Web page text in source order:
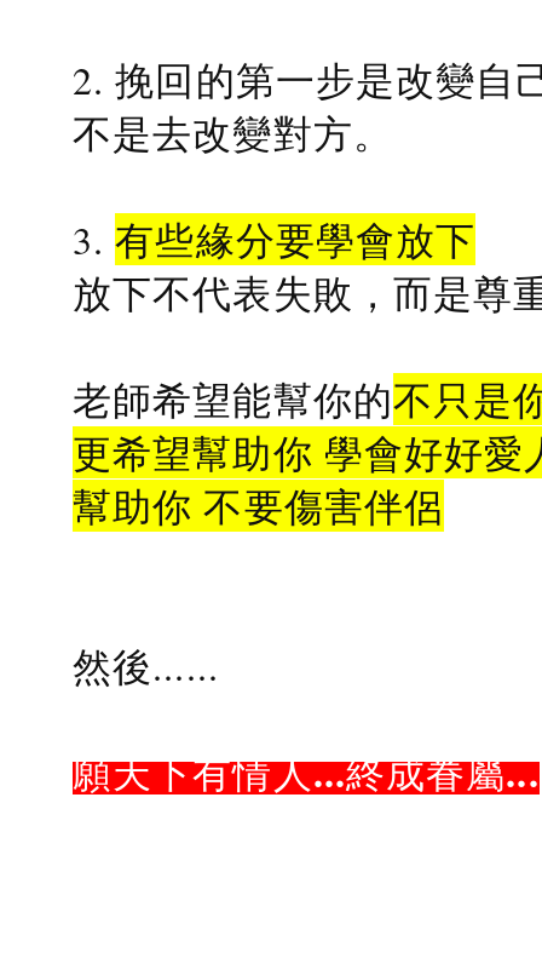
2. 挽回的第一步是改變自
不是去改變對方。
3.有些緣分要學會放下
放下不代表失敗，而是尊
老師希望能幫你的不只是
更希望幫助你 學會好好愛
幫助你 不要傷害伴侶
然後......
願天下有情人...終成眷屬...